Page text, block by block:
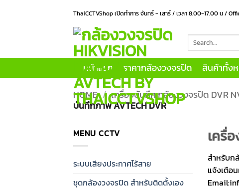
ThaiCCTVShop เปิดทำการ จันทร์ - เสาร์ / เวลา 8.00-17.00 น /
for:
หน้าแรก ราคากล้องวงจรปิด สินค้าทั้ง
HOME / เครื่องบันทึก กล้องวงจรปิด DVR
บันทึกภาพ AVTECH DVR
MENU CCTV
ระบบเสียงประกาศไร้สาย
ชุดกล้องวงจรปิด สำหรับติดตั้งเอง
เครื่
สำหรับก
แจ้งเตือ